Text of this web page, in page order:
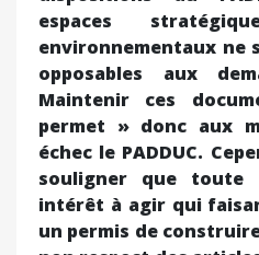
espaces
environnementaux ne
opposables aux
Maintenir ces
permet » donc aux
échec le PADDUC.
souligner que toute
intérêt à agir qui
un permis de